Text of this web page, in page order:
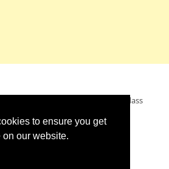
to ensure you get
our website.
ohne Krieg leben dürfen, dass
und sich von den
Das wünsche ich mir.